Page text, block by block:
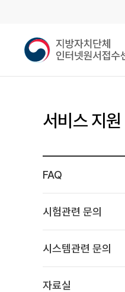
지
방
메인메뉴
서비스 지원
FAQ
시험관련 문의
시스템관련 문의
자료실